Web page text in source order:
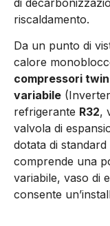
riscaldamento.
Da un punto di
calore
compressori
variabile
refrigerante R32,
valvola di
dotata di
comprende una
variabile, vaso di
consente